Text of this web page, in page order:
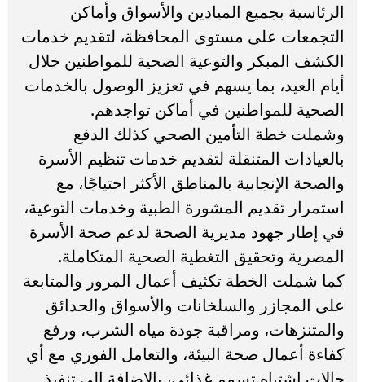
الرئاسية بجميع الميادين والأسواق وأماكن
التجمعات على مستوى المحافظة، لتقديم خدمات
الكشف المبكر والتوعية الصحية للمواطنين خلال
أيام العيد، بما يسهم في تعزيز الوصول بالخدمات
الصحية للمواطنين في أماكن تواجدهم.
وشملت خطة التأمين الصحي كذلك الدفع
بالعيادات المتنقلة لتقديم خدمات تنظيم الأسرة
والصحة الإنجابية بالمناطق الأكثر احتياجًا، مع
استمرار تقديم المشورة الطبية وخدمات التوعية،
في إطار جهود مديرية الصحة لدعم صحة الأسرة
المصرية وتحقيق التغطية الصحية المتكاملة.
كما شملت الخطة تكثيف أعمال المرور والمتابعة
على المجازر والسلخانات والأسواق والحدائق
والمتنزهات، ومراقبة جودة مياه الشرب، ورفع
كفاءة أعمال صحة البيئة، والتعامل الفوري مع أي